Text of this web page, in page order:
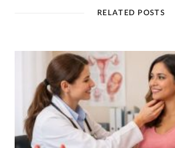
RELATED POSTS